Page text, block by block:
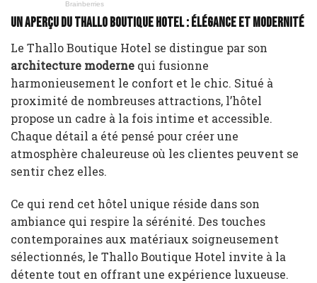
Un aperçu du Thallo Boutique Hotel : élégance et modernité
Le Thallo Boutique Hotel se distingue par son
architecture moderne qui fusionne
harmonieusement le confort et le chic. Situé à
proximité de nombreuses attractions, l’hôtel
propose un cadre à la fois intime et accessible.
Chaque détail a été pensé pour créer une
atmosphère chaleureuse où les clientes peuvent se
sentir chez elles.
Ce qui rend cet hôtel unique réside dans son
ambiance qui respire la sérénité. Des touches
contemporaines aux matériaux soigneusement
sélectionnés, le Thallo Boutique Hotel invite à la
détente tout en offrant une expérience luxueuse.